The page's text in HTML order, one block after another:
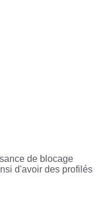
de blocage
d'avoir des profilés